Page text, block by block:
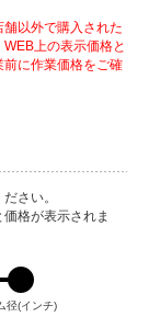
以外で購入された
上の表示価格と
に作業価格をご確
さい。
格が表示されま
径(インチ)